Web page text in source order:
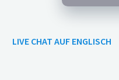
LIVE CHAT AUF ENGLISCH